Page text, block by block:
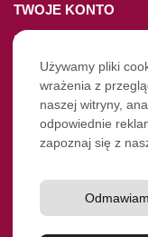
TWOJE KONTO
Moje konto
Nie pamiętasz hasła?
Twoje zamówienia
NASZE SOCIALE
Instagram
Używamy pliki
wrażenia z
naszej witryny,
odpowiednie
zapoznaj się z
Odmawiam